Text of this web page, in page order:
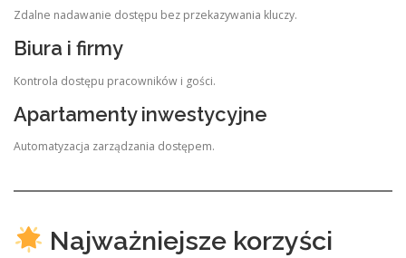
Zdalne nadawanie dostępu bez przekazywania kluczy.
Biura i firmy
Kontrola dostępu pracowników i gości.
Apartamenty inwestycyjne
Automatyzacja zarządzania dostępem.
Najważniejsze korzyści